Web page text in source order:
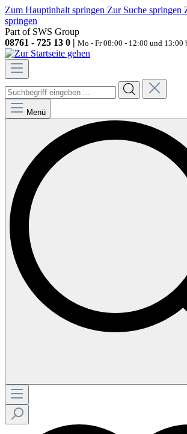
Zum Hauptinhalt springen Zur Suche springen
springen
Part of SWS Group
08761 - 725 13 0 | Mo - Fr 08:00 - 12:00 und 13:00
Menü